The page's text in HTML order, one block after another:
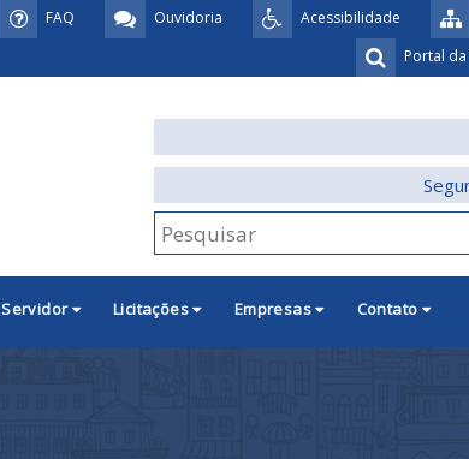
Acessibilidade
Ouvidoria
FAQ
Portal
Servidor Licitações Empresas Contato